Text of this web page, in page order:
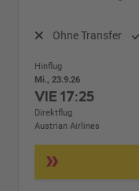
Ohne Transfer
Hinflug
Mi., 23.9.26
VIE17:25
Direktflug
Austrian Airlines